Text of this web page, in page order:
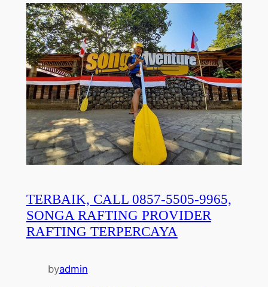
TERBAIK, CALL 0857-5505-9965,
SONGA RAFTING PROVIDER
RAFTING TERPERCAYA
byadmin